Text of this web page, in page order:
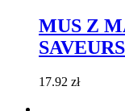
MUS Z
17.92 zł